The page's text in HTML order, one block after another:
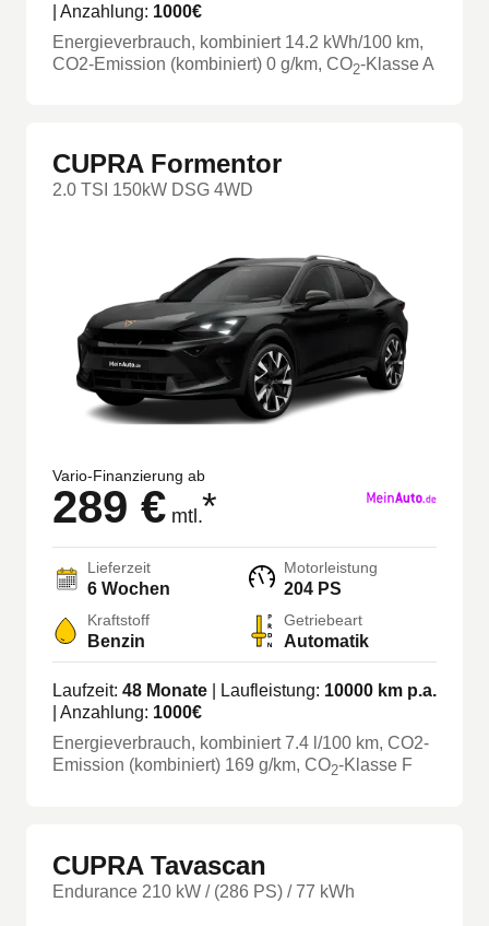
| Anzahlung: 1000€
Energieverbrauch, kombiniert 14.2 kWh/100 km,
CO2-Emission (kombiniert) 0 g/km, CO2-KlasseA
CUPRA Formentor
2.0 TSI 150kW DSG 4WD
Vario-Finanzierung ab
289 € mtl.*
Lieferzeit
6 Wochen
Motorleistung
204 PS
Kraftstoff
Benzin
Getriebeart
Automatik
Laufzeit: 48 Monate | Laufleistung: 10000 km p.a.
| Anzahlung: 1000€
Energieverbrauch, kombiniert7.4 l/100 km, CO2-
Emission (kombiniert) 169 g/km, CO2-Klasse F
CUPRA Tavascan
Endurance 210 kW / (286 PS) / 77 kWh